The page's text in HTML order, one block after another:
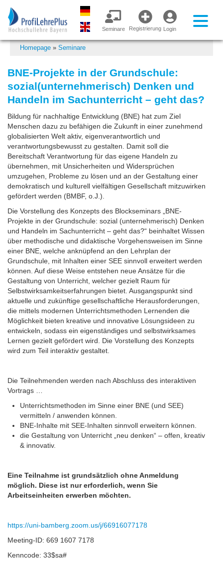
Login
Registrierung
Seminare
Homepage » Seminare
BNE-Projekte in der Grundschule:
sozial(unternehmerisch) Denken und
Handeln im Sachunterricht – geht das?
Bildung für nachhaltige Entwicklung (BNE) hat zum Ziel
Menschen dazu zu befähigen die Zukunft in einer zunehmend
globalisierten Welt aktiv, eigenverantwortlich und
verantwortungsbewusst zu gestalten. Damit soll die
Bereitschaft Verantwortung für das eigene Handeln zu
übernehmen, mit Unsicherheiten und Widersprüchen
umzugehen, Probleme zu lösen und an der Gestaltung einer
demokratisch und kulturell vielfältigen Gesellschaft mitzuwirken
gefördert werden (BMBF, o.J.).
Die Vorstellung des Konzepts des Blockseminars „BNE-
Projekte in der Grundschule: sozial (unternehmerisch) Denken
und Handeln im Sachunterricht – geht das?“ beinhaltet Wissen
über methodische und didaktische Vorgehensweisen im Sinne
einer BNE, welche anknüpfend an den Lehrplan der
Grundschule, mit Inhalten einer SEE sinnvoll erweitert werden
können. Auf diese Weise entstehen neue Ansätze für die
Gestaltung von Unterricht, welcher gezielt Raum für
Selbstwirksamkeitserfahrungen bietet. Ausgangspunkt sind
aktuelle und zukünftige gesellschaftliche Herausforderungen,
die mittels modernen Unterrichtsmethoden Lernenden die
Möglichkeit bieten kreative und innovative Lösungsideen zu
entwickeln, sodass ein eigenständiges und selbstwirksames
Lernen gezielt gefördert wird. Die Vorstellung des Konzepts
wird zum Teil interaktiv gestaltet.
Die Teilnehmenden werden nach Abschluss des interaktiven
Vortrags …
Unterrichtsmethoden im Sinne einer BNE (und SEE)
vermitteln / anwenden können.
BNE-Inhalte mit SEE-Inhalten sinnvoll erweitern können.
die Gestaltung von Unterricht „neu denken“ – offen, kreativ
& innovativ.
Eine Teilnahme ist grundsätzlich ohne Anmeldung
möglich. Diese ist nur erforderlich, wenn Sie
Arbeitseinheiten erwerben möchten.
https://uni-bamberg.zoom.us/j/66916077178
Meeting-ID: 669 1607 7178
Kenncode: 33$sa#